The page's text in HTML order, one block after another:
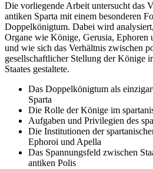
Die vorliegende Arbeit untersucht das
antiken Sparta mit einem besonderen
Doppelkönigtum. Dabei wird
Organe wie Könige, Gerusia, Ephoren
und wie sich das Verhältnis zwischen
gesellschaftlicher Stellung der Könige
Staates gestaltete.
Das Doppelkönigtum als
Sparta
Die Rolle der Könige im
Aufgaben und Privilegien des
Die Institutionen der
Ephoroi und Apella
Das Spannungsfeld zwischen
antiken Polis